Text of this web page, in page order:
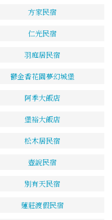
方家民宿
仁光民宿
羽庭居民宿
鬱金香花園夢幻城堡
阿季大飯店
堡裕大飯店
松木居民宿
壺說民宿
別有天民宿
蓮莊渡假民宿